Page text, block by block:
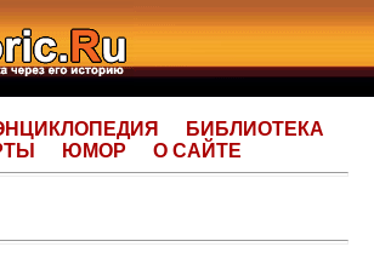
БИБЛИОТЕКА
ЮМОР О САЙТЕ